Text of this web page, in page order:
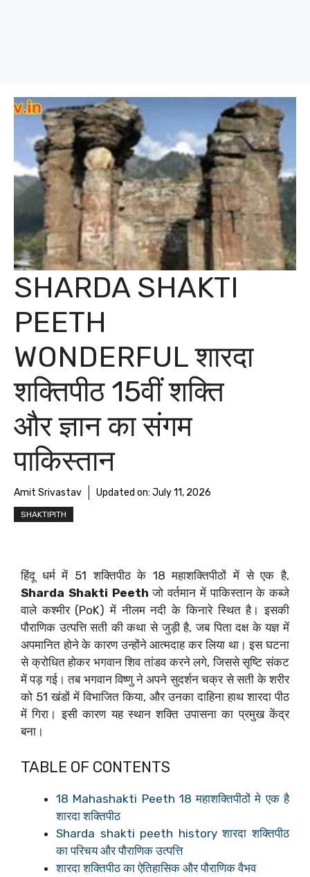
SHARDA SHAKTI
PEETH
WONDERFUL शारदा
शक्तिपीठ 15वीं शक्ति
और ज्ञान का संगम
पाकिस्तान
Amit Srivastav Updated on: July 11, 2026
SHAKTIPITH
हिंदू धर्म में 51 शक्तिपीठ के 18 महाशक्तिपीठों में से एक है,
Sharda Shakti Peeth जो वर्तमान में पाकिस्तान के कब्जे
वाले कश्मीर (PoK) में नीलम नदी के किनारे स्थित है। इसकी
पौराणिक उत्पत्ति सती की कथा से जुड़ी है, जब पिता दक्ष के यज्ञ में
अपमानित होने के कारण उन्होंने आत्मदाह कर लिया था। इस घटना
से क्रोधित होकर भगवान शिव तांडव करने लगे, जिससे सृष्टि संकट
में पड़ गई। तब भगवान विष्णु ने अपने सुदर्शन चक्र से सती के शरीर
को 51 खंडों में विभाजित किया, और उनका दाहिना हाथ शारदा पीठ
में गिरा। इसी कारण यह स्थान शक्ति उपासना का प्रमुख केंद्र
बना।
TABLE OF CONTENTS
18 Mahashakti Peeth 18 महाशक्तिपीठों मे एक है
शारदा शक्तिपीठ
Sharda shakti peeth history शारदा शक्तिपीठ
का परिचय और पौराणिक उत्पत्ति
शारदा शक्तिपीठ का ऐतिहासिक और पौराणिक वैभव